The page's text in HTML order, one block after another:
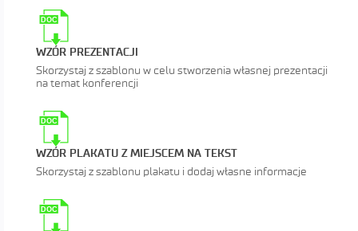
DOC
WZÓR PREZENTACJI
Skorzystaj z szablonu w celu stworzenia własnej prezentacji
na temat konferencji
DOC
WZÓR PLAKATU Z MIEJSCEM NA TEKST
Skorzystaj z szablonu plakatu i dodaj własne informacje
DOC